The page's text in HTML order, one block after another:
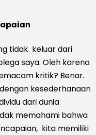
tidak keluar dari
saya. Oleh karena
kritik? Benar.
kesederhanaan
dari dunia
memahami bahwa
kita memiliki